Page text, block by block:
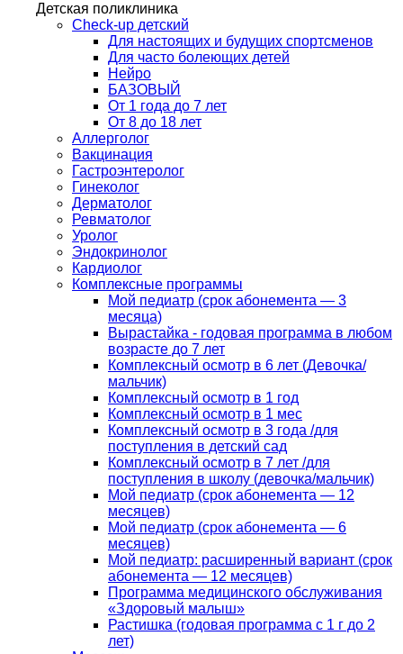
Детская поликлиника
Check-up детский
Для настоящих и будущих спортсменов
Для часто болеющих детей
Нейро
БАЗОВЫЙ
От 1 года до 7 лет
От 8 до 18 лет
Аллерголог
Вакцинация
Гастроэнтеролог
Гинеколог
Дерматолог
Ревматолог
Уролог
Эндокринолог
Кардиолог
Комплексные программы
Мой педиатр (срок абонемента — 3
месяца)
Вырастайка - годовая программа в любом
возрасте до 7 лет
Комплексный осмотр в 6 лет (Девочка/
мальчик)
Комплексный осмотр в 1 год
Комплексный осмотр в 1 мес
Комплексный осмотр в 3 года /для
поступления в детский сад
Комплексный осмотр в 7 лет /для
поступления в школу (девочка/мальчик)
Мой педиатр (срок абонемента — 12
месяцев)
Мой педиатр (срок абонемента — 6
месяцев)
Мой педиатр: расширенный вариант (срок
абонемента — 12 месяцев)
Программа медицинского обслуживания
«Здоровый малыш»
Растишка (годовая программа с 1 г до 2
лет)